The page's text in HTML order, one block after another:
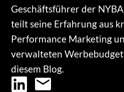
Geschäftsführer der
teilt seine Erfahrung aus
Performance Marketing
verwalteten
diesem Blog.